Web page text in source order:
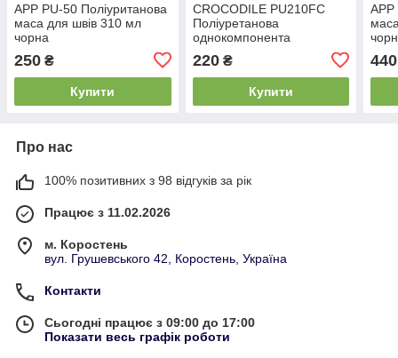
APP PU-50 Поліуританова
маса для швів 310 мл
чорна
250 ₴
Купити
CROCODILE PU210FC
Поліуретанова
однокомпонента
ущільна маса чорна 310
мл
220₴
Купити
APP
440
Про нас
100% позитивних з 98 відгуків за рік
Працює з 11.02.2026
м. Коростень
вул. Грушевського 42, Коростень, Україна
Контакти
Сьогодні працює з 09:00 до 17:00
Показати весь графік роботи